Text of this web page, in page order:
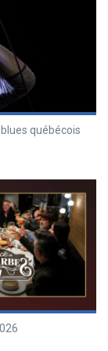
québécois